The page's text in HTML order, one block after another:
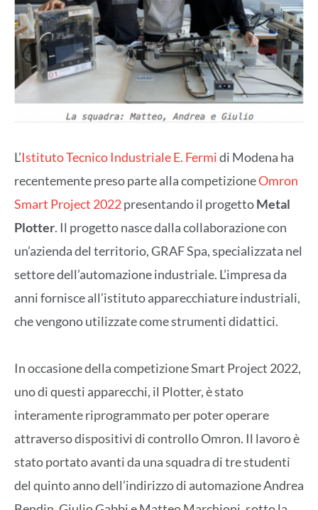
L’Istituto Tecnico Industriale E. Fermidi Modena ha
recentemente preso parte alla competizioneOmron
Smart Project 2022presentando il progettoMetal
Plotter. Il progetto nasce dalla collaborazione con
un’azienda del territorio, GRAF Spa, specializzata nel
settore dell’automazione industriale. L’impresa da
anni fornisce all’istituto apparecchiature industriali,
che vengono utilizzate come strumenti didattici.
In occasione della competizione Smart Project 2022,
uno di questi apparecchi, il Plotter, è stato
interamente riprogrammato per poter operare
attraverso dispositivi di controllo Omron. Il lavoro è
stato portato avanti da una squadra di tre studenti
del quinto anno dell’indirizzo di automazione Andrea